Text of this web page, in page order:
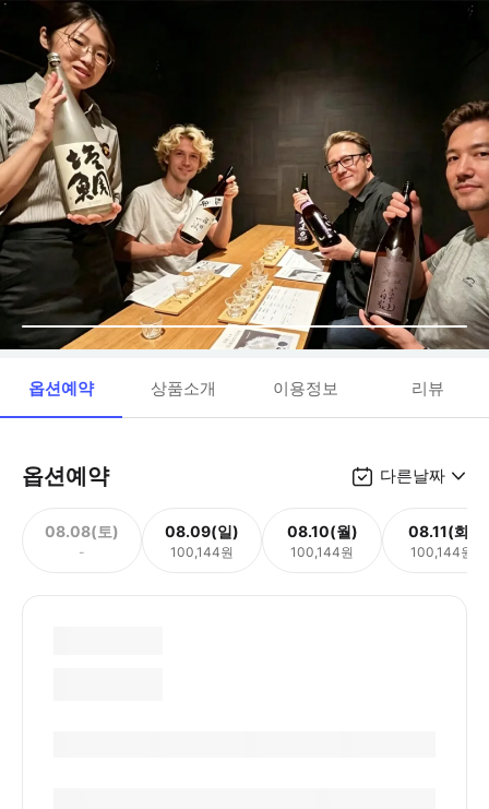
옵션예약 상품소개 이용정보 리뷰
옵션예약 다른날짜
08.08(토)
-
08.09(일)
100,144원
08.10(월)
100,144원
08.11(화)
100,144원